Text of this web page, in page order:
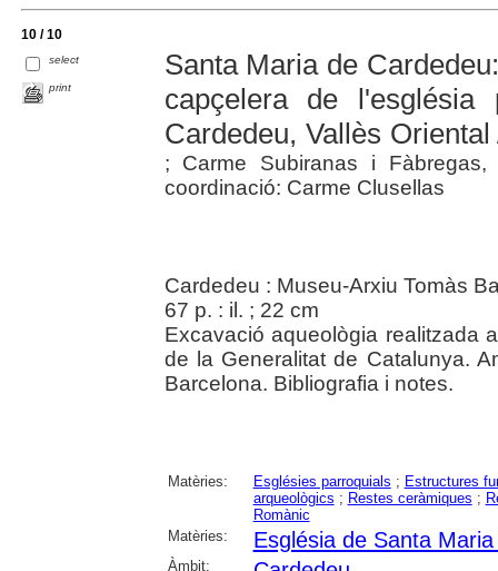
10 / 10
select
print
Santa Maria de
capçelera de l'església
Cardedeu, Vallès Oriental
; Carme Subiranas i
coordinació: Carme Clusellas
Cardedeu : Museu-Arxiu Tomàs
67 p. : il. ; 22 cm
Excavació aqueològia realitzada
de la Generalitat de Catalunya.
Barcelona. Bibliografia i notes.
Matèries: Esglésies parroquials ; Estructures
arqueològics ; Restes ceràmiques ;
Romànic
Matèries:
Església de Santa
Àmbit: